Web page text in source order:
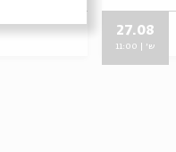
27.08
ש' | 11:00